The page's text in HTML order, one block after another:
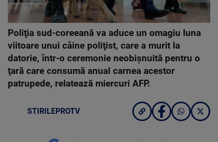
GETTY
Poliţia sud-coreeană va aduce un omagiu luna
viitoare unui câine poliţist, care a murit la
datorie, într-o ceremonie neobişnuită pentru o
ţară care consumă anual carnea acestor
patrupede, relatează miercuri AFP.
STIRILEPROTV